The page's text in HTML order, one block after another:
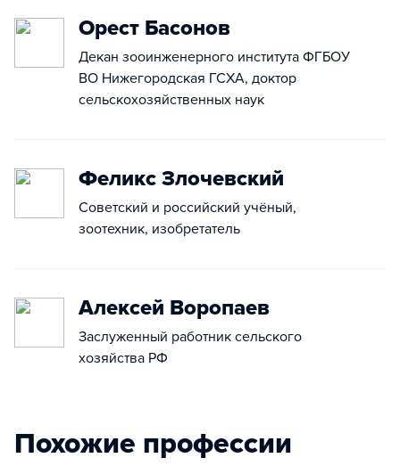
Орест Басонов
Декан зооинженерного института ФГБОУ
ВО Нижегородская ГСХА, доктор
сельскохозяйственных наук
Феликс Злочевский
Советский и российский учёный,
зоотехник, изобретатель
Алексей Воропаев
Заслуженный работник сельского
хозяйства РФ
Похожие профессии